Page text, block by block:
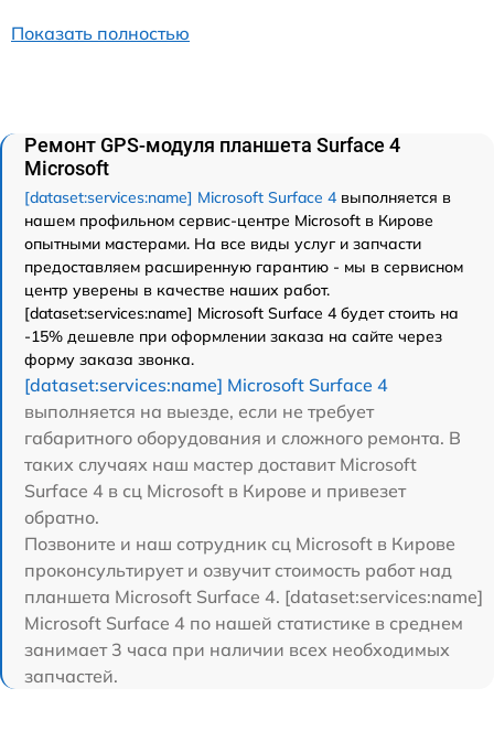
Показать полностью
Ремонт GPS-модуля планшета Surface 4
Microsoft
[dataset:services:name] Microsoft Surface 4 выполняется в
нашем профильном сервис-центре Microsoft в Кирове
опытными мастерами. На все виды услуг и запчасти
предоставляем расширенную гарантию - мы в сервисном
центр уверены в качестве наших работ.
[dataset:services:name] Microsoft Surface 4 будет стоить на
-15% дешевле при оформлении заказа на сайте через
форму заказа звонка.
[dataset:services:name] Microsoft Surface 4
выполняется на выезде, если не требует
габаритного оборудования и сложного ремонта. В
таких случаях наш мастер доставит Microsoft
Surface 4 в сц Microsoft в Кирове и привезет
обратно.
Позвоните и наш сотрудник сц Microsoft в Кирове
проконсультирует и озвучит стоимость работ над
планшета Microsoft Surface 4. [dataset:services:name]
Microsoft Surface 4 по нашей статистике в среднем
занимает 3 часа при наличии всех необходимых
запчастей.